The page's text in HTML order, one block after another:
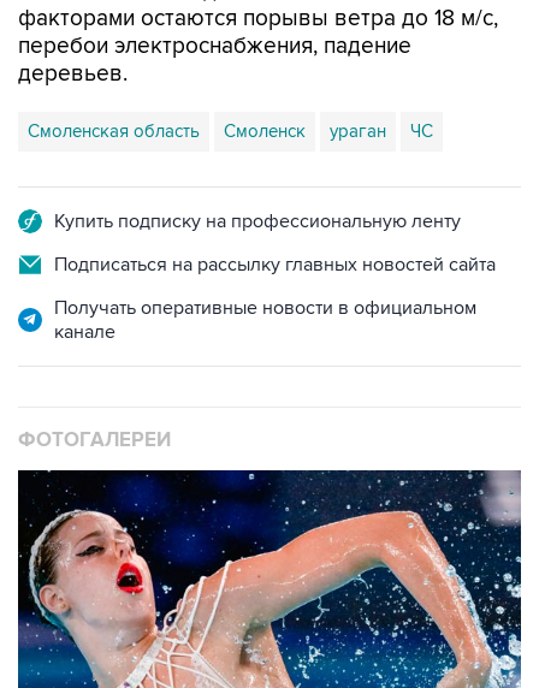
факторами остаются порывы ветра до 18 м/с,
перебои электроснабжения, падение
деревьев.
Смоленская область Смоленск ураган ЧС
Купить подписку на профессиональную ленту
Подписаться на рассылку главных новостей сайта
Получать оперативные новости в официальном
канале
ФОТОГАЛЕРЕИ